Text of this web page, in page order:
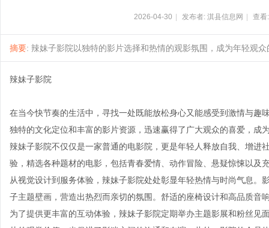
2026-04-30 发布者: 淇县信息网 查
摘要: 辣妹子影院以独特的影片选择和热情的观影氛围，成为年轻观
辣妹子影院
在当今快节奏的生活中，寻找一处既能放松身心又能感受到激情与趣
独特的文化定位和丰富的影片资源，迅速赢得了广大观众的喜爱，成
辣妹子影院不仅仅是一家普通的电影院，更是年轻人释放自我、增进
验，精选各种题材的电影，包括青春爱情、动作冒险、悬疑惊悚以及
从视觉设计到服务体验，辣妹子影院处处彰显年轻热情与时尚气息
子主题壁画，营造出热烈而亲切的氛围。舒适的座椅设计和高品质音
为了提供更丰富的互动体验，辣妹子影院定期举办主题影展和粉丝